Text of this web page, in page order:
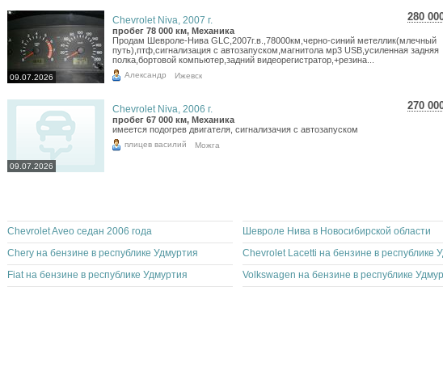
09.07.2026
280
4
Chevrolet Niva, 2007 г.
пробег 78 000 км, Механика
Продам Шевроле-Нива GLC,2007г.в.,78000км,черно-синий метеллик(млечный
путь),птф,сигнализация с автозапуском,магнитола мр3 USB,усиленная задняя
полка,бортовой компьютер,задний видеорегистратор,+резина...
Александр Ижевск
09.07.2026
270
Chevrolet Niva, 2006 г.
пробег 67 000 км, Механика
имеется подогрев двигателя, сигнализачия с автозапуском
плицев василий Можга
Chevrolet Aveo седан 2006 года
Шевроле Нива в Новосибирской области
Chery на бензине в республике Удмуртия
Fiat на бензине в республике Удмуртия
Volkswagen на бензине в республике